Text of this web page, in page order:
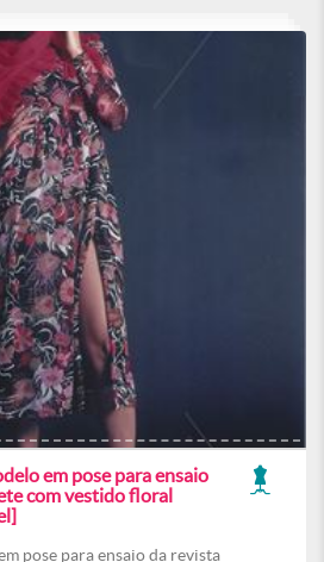
em pose para ensaio
com vestido floral
pose para ensaio da revista